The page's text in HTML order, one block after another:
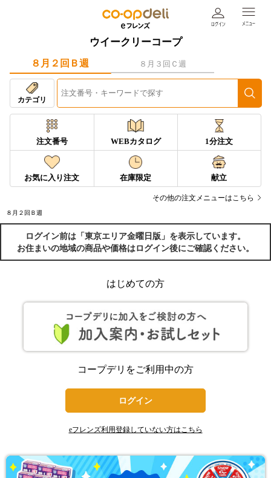
ウイークリーコープ
８月２回Ｂ週 ８月３回Ｃ週
カテゴリ
注文番号 WEBカタログ 1分注文
お気に入り注文 在庫限定 献立
その他の注文メニューはこちら
８月２回Ｂ週
ログイン前は「東京エリア金曜日版」を表示しています。
お住まいの地域の商品や価格はログイン後にご確認ください。
はじめての方
コープデリをご利用中の方
ログイン
eフレンズ利用登録していない方はこちら